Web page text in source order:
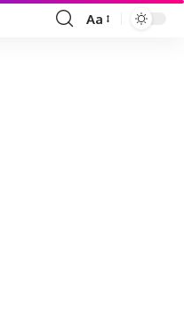
Font
Aa